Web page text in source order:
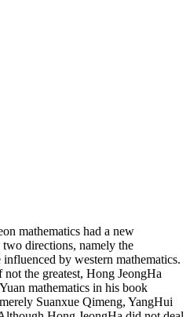
mathematics had a new
directions, namely the
by western mathematics.
the greatest, Hong JeongHa
mathematics in his book
Suanxue Qimeng, YangHui